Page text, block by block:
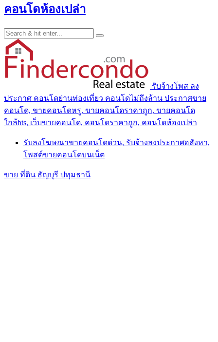
คอนโดห้องเปล่า
รับจ้างโพส ลง
ประกาศ คอนโดย่านท่องเที่ยว คอนโดไม่ถึงล้าน ประกาศขาย
คอนโด, ขายคอนโดหรู, ขายคอนโดราคาถูก, ขายคอนโด
ใกล้bts, เว็บขายคอนโด, คอนโดราคาถูก, คอนโดห้องเปล่า
รับลงโฆษณาขายคอนโดด่วน, รับจ้างลงประกาศอสังหา,
โพสต์ขายคอนโดบนเน็ต
ขาย ที่ดิน ธัญบุรี ปทุมธานี